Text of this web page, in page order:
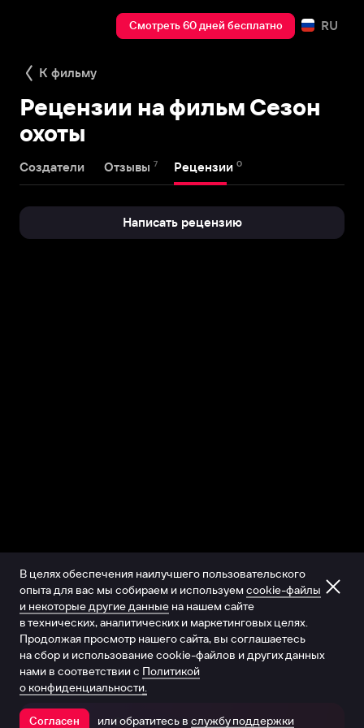
Смотреть 60 дней бесплатно RU
К фильму
Рецензии на фильм Сезон
охоты
Создатели Отзывы 7 Рецензии 0
Написать рецензию
Открыть в приложении
В целях обеспечения наилучшего пользовательского
опыта для вас мы собираем и используем cookie-файлы
и некоторые другие данные на нашем сайте
в технических, аналитических и маркетинговых целях.
Продолжая просмотр нашего сайта, вы соглашаетесь
на сбор и использование cookie-файлов и других данных
нами в соответствии с Политикой
о конфиденциальности.
Согласен или обратитесь в службу поддержки